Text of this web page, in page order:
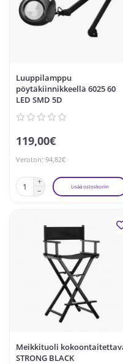
Luuppilamppu
pöytäkiinnikkeellä 6025 60
LED SMD 5D
119,00€
Veroton: 94,82€
Lisää ostoskoriin
Meikkituoli
STRONG BLACK